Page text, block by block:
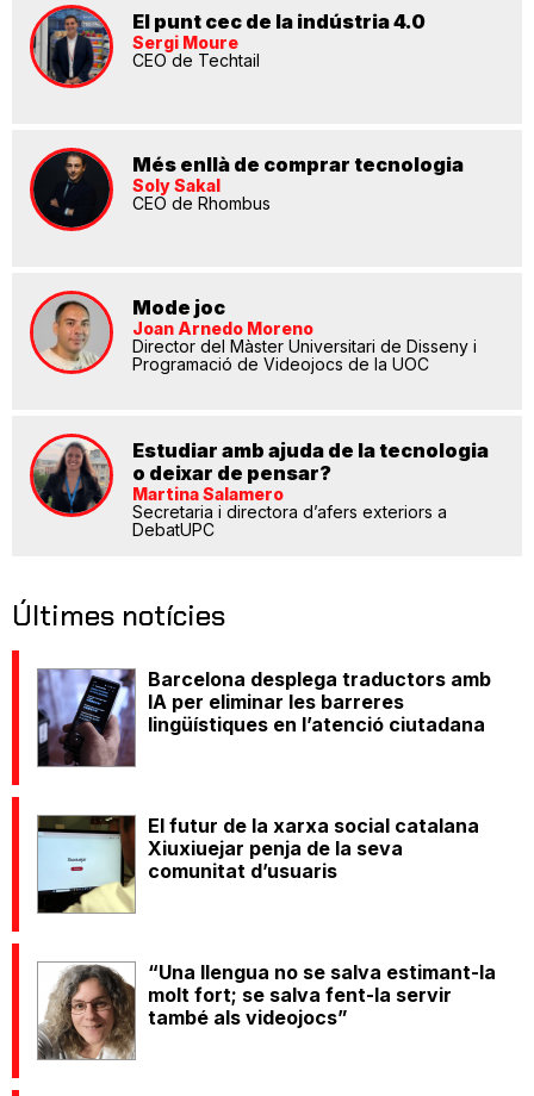
El punt cec de la indústria 4.0
Sergi Moure
CEO de Techtail
Més enllà de comprar tecnologia
Soly Sakal
CEO de Rhombus
Mode joc
Joan Arnedo Moreno
Director del Màster Universitari de Disseny i
Programació de Videojocs de la UOC
Estudiar amb ajuda de la tecnologia
o deixar de pensar?
Martina Salamero
Secretaria i directora d’afers exteriors a
DebatUPC
Últimes notícies
Barcelona desplega traductors amb
IA per eliminar les barreres
lingüístiques en l’atenció ciutadana
El futur de la xarxa social catalana
Xiuxiuejar penja de la seva
comunitat d’usuaris
“Una llengua no se salva estimant-la
molt fort; se salva fent-la servir
també als videojocs”